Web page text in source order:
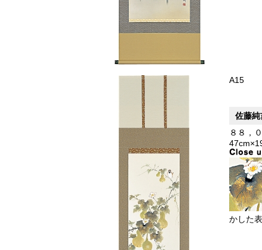
A15
佐藤
８８，
かした